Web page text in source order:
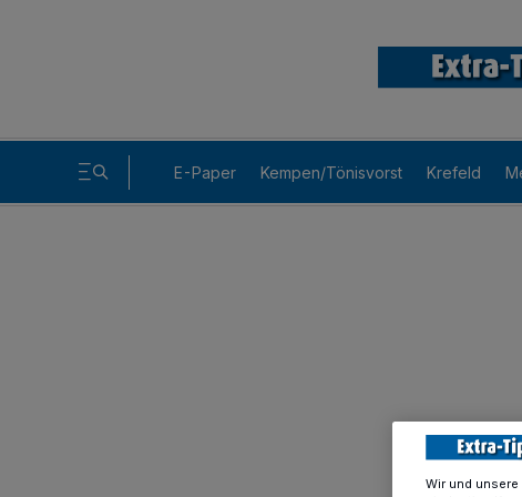
E-Paper Kempen/Tönisvorst Krefeld
Wir und unsere